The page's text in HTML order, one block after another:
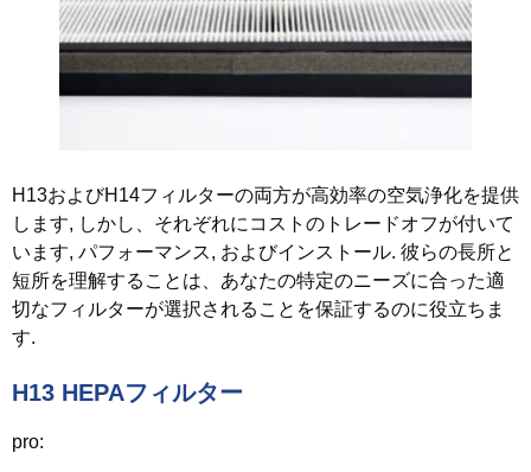
H13およびH14フィルターの両方が高効率の空気浄化を提供
します, しかし、それぞれにコストのトレードオフが付いて
います, パフォーマンス, およびインストール. 彼らの長所と
短所を理解することは、あなたの特定のニーズに合った適
切なフィルターが選択されることを保証するのに役立ちま
す.
H13 HEPAフィルター
pro: